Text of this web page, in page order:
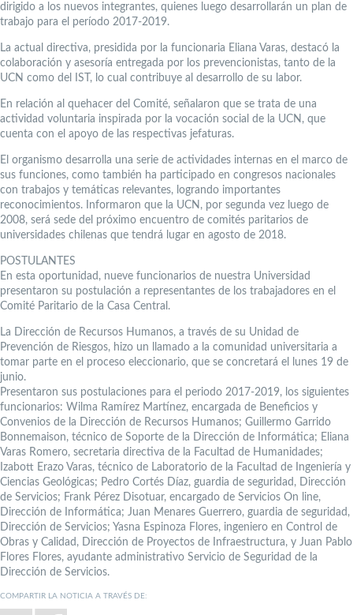
dirigido a los nuevos integrantes, quienes luego desarrollarán un plan de
trabajo para el período 2017-2019.
La actual directiva, presidida por la funcionaria Eliana Varas, destacó la
colaboración y asesoría entregada por los prevencionistas, tanto de la
UCN como del IST, lo cual contribuye al desarrollo de su labor.
En relación al quehacer del Comité, señalaron que se trata de una
actividad voluntaria inspirada por la vocación social de la UCN, que
cuenta con el apoyo de las respectivas jefaturas.
El organismo desarrolla una serie de actividades internas en el marco de
sus funciones, como también ha participado en congresos nacionales
con trabajos y temáticas relevantes, logrando importantes
reconocimientos. Informaron que la UCN, por segunda vez luego de
2008, será sede del próximo encuentro de comités paritarios de
universidades chilenas que tendrá lugar en agosto de 2018.
POSTULANTES
En esta oportunidad, nueve funcionarios de nuestra Universidad
presentaron su postulación a representantes de los trabajadores en el
Comité Paritario de la Casa Central.
La Dirección de Recursos Humanos, a través de su Unidad de
Prevención de Riesgos, hizo un llamado a la comunidad universitaria a
tomar parte en el proceso eleccionario, que se concretará el lunes 19 de
junio.
Presentaron sus postulaciones para el periodo 2017-2019, los siguientes
funcionarios: Wilma Ramírez Martínez, encargada de Beneficios y
Convenios de la Dirección de Recursos Humanos; Guillermo Garrido
Bonnemaison, técnico de Soporte de la Dirección de Informática; Eliana
Varas Romero, secretaria directiva de la Facultad de Humanidades;
Izabott Erazo Varas, técnico de Laboratorio de la Facultad de Ingeniería y
Ciencias Geológicas; Pedro Cortés Díaz, guardia de seguridad, Dirección
de Servicios; Frank Pérez Disotuar, encargado de Servicios On line,
Dirección de Informática; Juan Menares Guerrero, guardia de seguridad,
Dirección de Servicios; Yasna Espinoza Flores, ingeniero en Control de
Obras y Calidad, Dirección de Proyectos de Infraestructura, y Juan Pablo
Flores Flores, ayudante administrativo Servicio de Seguridad de la
Dirección de Servicios.
COMPARTIR LA NOTICIA A TRAVÉS DE: